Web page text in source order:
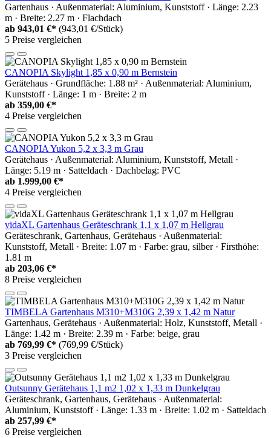
Gartenhaus · Außenmaterial: Aluminium, Kunststoff · Länge: 2.23
m · Breite: 2.27 m · Flachdach
ab 943,01 €* (943,01 €/Stück)
5 Preise vergleichen
CANOPIA Skylight 1,85 x 0,90 m Bernstein
Gerätehaus · Grundfläche: 1.88 m² · Außenmaterial: Aluminium,
Kunststoff · Länge: 1 m · Breite: 2 m
ab 359,00 €*
4 Preise vergleichen
CANOPIA Yukon 5,2 x 3,3 m Grau
Gerätehaus · Außenmaterial: Aluminium, Kunststoff, Metall ·
Länge: 5.19 m · Satteldach · Dachbelag: PVC
ab 1.999,00 €*
4 Preise vergleichen
vidaXL Gartenhaus Geräteschrank 1,1 x 1,07 m Hellgrau
Geräteschrank, Gartenhaus, Gerätehaus · Außenmaterial:
Kunststoff, Metall · Breite: 1.07 m · Farbe: grau, silber · Firsthöhe:
1.81 m
ab 203,06 €*
8 Preise vergleichen
TIMBELA Gartenhaus M310+M310G 2,39 x 1,42 m Natur
Gartenhaus, Gerätehaus · Außenmaterial: Holz, Kunststoff, Metall ·
Länge: 1.42 m · Breite: 2.39 m · Farbe: beige, grau
ab 769,99 €* (769,99 €/Stück)
3 Preise vergleichen
Outsunny Gerätehaus 1,1 m2 1,02 x 1,33 m Dunkelgrau
Geräteschrank, Gartenhaus, Gerätehaus · Außenmaterial:
Aluminium, Kunststoff · Länge: 1.33 m · Breite: 1.02 m · Satteldach
ab 257,99 €*
6 Preise vergleichen